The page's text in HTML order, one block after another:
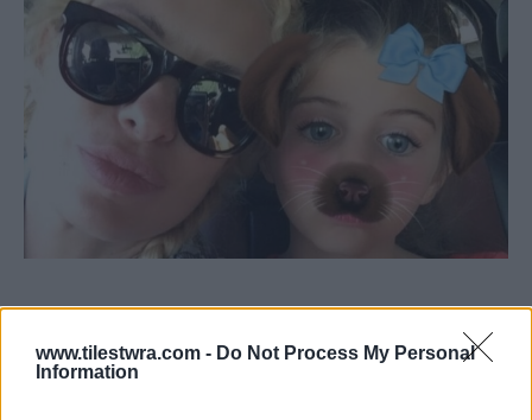
www.tilestwra.com - Do Not Process My Personal
Information